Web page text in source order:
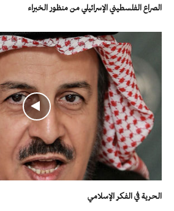
الصراع الفلسطيني الإسرائيلي من منظور الخبراء
الحرية في الفكر الإسلامي